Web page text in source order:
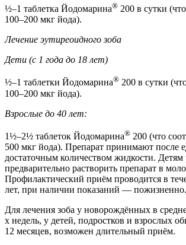
½–1 таблетка Йодомарина® 200 в сутки
100–200 мкг йода).
Лечение эутиреоидного зоба
Дети (с 1 года до 18 лет)
½–1 таблетки Йодомарина® 200 в сутки
100–200 мкг йода).
Взрослые до 40 лет:
1½–2½ таблеток Йодомарина® 200 (что
500 мкг йода). Препарат принимают после
достаточным количеством жидкости. Детям
предварительно растворить препарат в
Профилактический приём проводится в
лет, при наличии показаний — пожизненно.
Для лечения зоба у новорождённых в
х недель, у детей, подростков и взрослых
12 месяцев, возможен длительный приём.